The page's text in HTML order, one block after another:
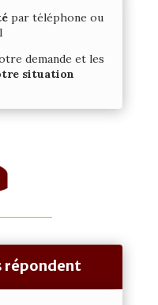
par téléphone ou
demande et les
situation
répondent